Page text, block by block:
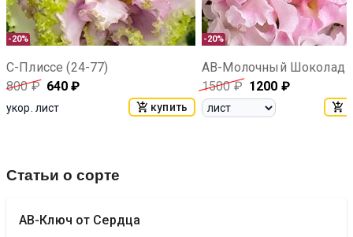
-20%
С-Плиссе (24-77)
800₽ 640 ₽
укор. лист купить
-20%
1500₽ 1200 ₽
Статьи о сорте
АВ-Ключ от Сердца